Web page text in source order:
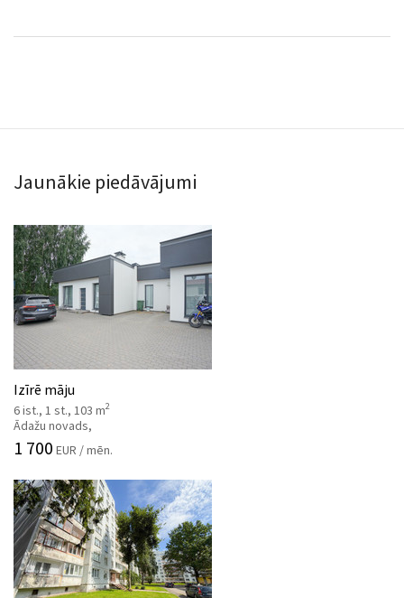
Jaunākie piedāvājumi
Izīrē māju
6 ist., 1 st., 103 m2
Ādažu novads,
1 700 EUR / mēn.